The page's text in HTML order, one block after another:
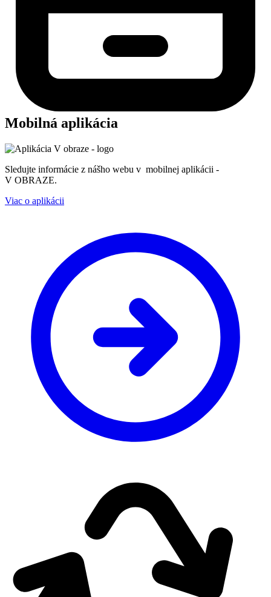
Mobilná aplikácia
Sledujte informácie z nášho webu v mobilnej aplikácii -
V OBRAZE.
Viac o aplikácii